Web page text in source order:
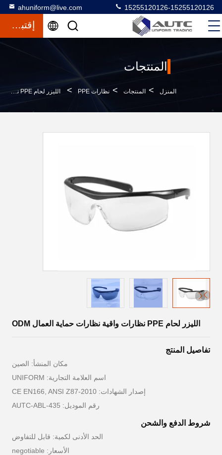
ahuniform@live.com 15255120126-15255120126
إقتباس
المنتجات
المنزل > المنتجات > نظارات PPE > الليزر لحام PPE نظارات واقية نظارات حماية العمال ODM
الليزر لحام PPE نظارات واقية نظارات حماية العمال ODM
تفاصيل المنتج
مكان المنشأ: الصين
اسم العلامة التجارية: UNIFORM
إصدار الشهادات: CE EN166, ANSI Z87-2010
رقم الموديل: AUTC-ABL-435
شروط الدفع والشحن
الحد الأدنى لكمية: قابل للتفاوض
الأسعار: negotiable